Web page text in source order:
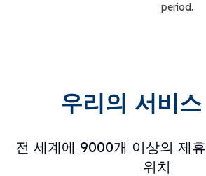
period.
우리의 서비
전 세계에 9000개 이상의 제
위치